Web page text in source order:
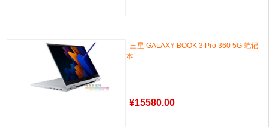
三星 GALAXY BOOK 3 Pro 360 5G 笔记
本
¥15580.00